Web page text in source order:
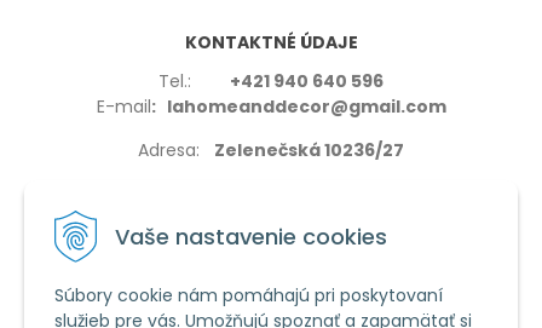
Vaše nastavenie cookies
Súbory cookie nám pomáhajú pri poskytovaní
služieb pre vás. Umožňujú spoznať a zapamätať si
KONTAKTNÉ ÚDAJE
Tel.: +421 940 640 596
E-mail: lahomeanddecor@gmail.com
Adresa: Zelenečská 10236/27
VŠETKO O NÁKUPE